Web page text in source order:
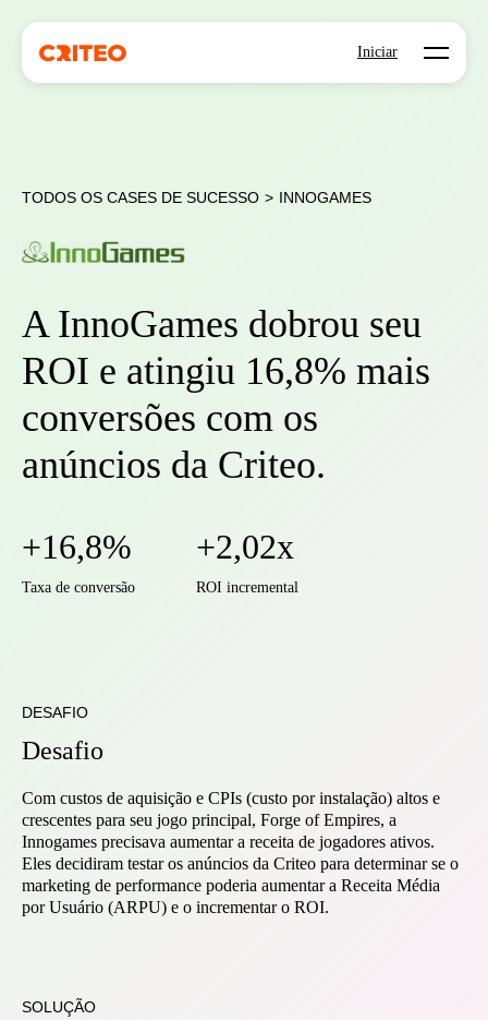
Iniciar Open
TODOS OS CASES DE SUCESSO > INNOGAMES
A InnoGames dobrou seu
ROI e atingiu 16,8% mais
conversões com os
anúncios da Criteo.
+16,8%
Taxa de conversão
+2,02x
ROI incremental
DESAFIO
Desafio
Com custos de aquisição e CPIs (custo por instalação) altos e
crescentes para seu jogo principal, Forge of Empires, a
Innogames precisava aumentar a receita de jogadores ativos.
Eles decidiram testar os anúncios da Criteo para determinar se o
marketing de performance poderia aumentar a Receita Média
por Usuário (ARPU) e o incrementar o ROI.
SOLUÇÃO